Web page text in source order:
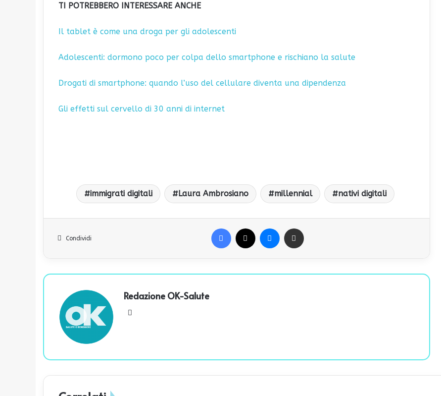
TI POTREBBERO INTERESSARE ANCHE
Il tablet è come una droga per gli adolescenti
Adolescenti: dormono poco per colpa dello smartphone e rischiano la salute
Drogati di smartphone: quando l’uso del cellulare diventa una dipendenza
Gli effetti sul cervello di 30 anni di internet
immigrati digitali Laura Ambrosiano millennial nativi digitali
Condividi
Redazione OK-Salute